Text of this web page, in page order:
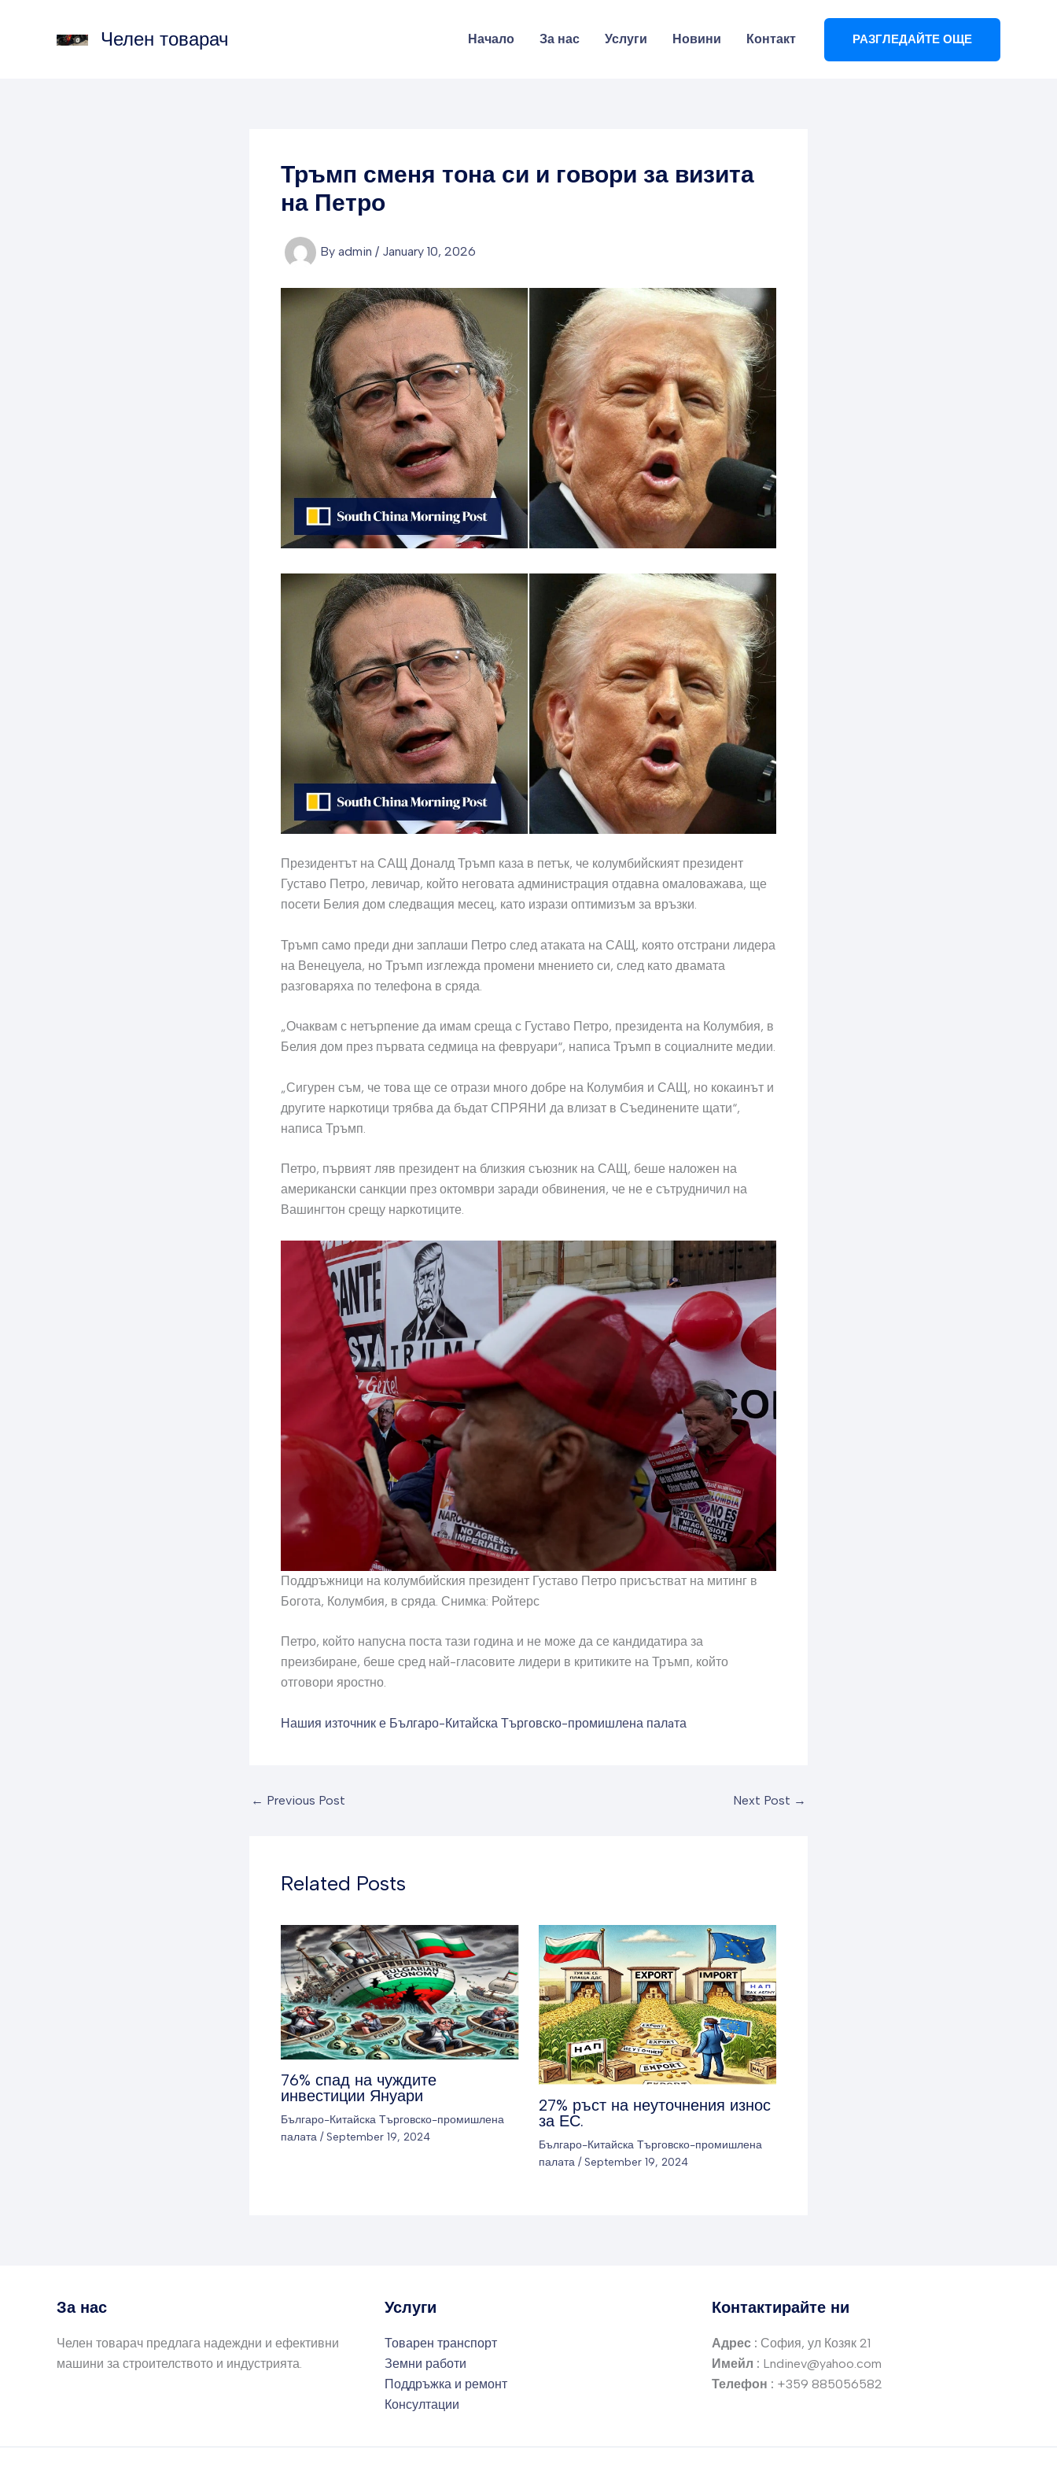
Челен товарач Начало За нас Услуги Новини Контакт РАЗГЛЕДАЙТЕ ОЩЕ
Тръмп сменя тона си и говори за визита
на Петро
By admin / January 10, 2026
Президентът на САЩ Доналд Тръмп каза в петък, че колумбийският президент
Густаво Петро, ​​левичар, който неговата администрация отдавна омаловажава, ще
посети Белия дом следващия месец, като изрази оптимизъм за връзки.
Тръмп само преди дни заплаши Петро след атаката на САЩ, която отстрани лидера
на Венецуела, но Тръмп изглежда промени мнението си, след като двамата
разговаряха по телефона в сряда.
„Очаквам с нетърпение да имам среща с Густаво Петро, ​​президента на Колумбия, в
Белия дом през първата седмица на февруари“, написа Тръмп в социалните медии.
„Сигурен съм, че това ще се отрази много добре на Колумбия и САЩ, но кокаинът и
другите наркотици трябва да бъдат СПРЯНИ да влизат в Съединените щати“,
написа Тръмп.
Петро, ​​първият ляв президент на близкия съюзник на САЩ, беше наложен на
американски санкции през октомври заради обвинения, че не е сътрудничил на
Вашингтон срещу наркотиците.
Поддръжници на колумбийския президент Густаво Петро присъстват на митинг в
Богота, Колумбия, в сряда. Снимка: Ройтерс
Петро, ​​който напусна поста тази година и не може да се кандидатира за
преизбиране, беше сред най-гласовите лидери в критиките на Тръмп, който
отговори яростно.
Нашия източник е Българо-Китайска Търговско-промишлена палaта
← Previous Post Next Post →
Related Posts
76% спад на чуждите
инвестиции Януари
Българо-Китайска Търговско-промишлена
палaта / September 19, 2024
27% ръст на неуточнения износ
за ЕС.
Българо-Китайска Търговско-промишлена
палaта/ September 19, 2024
За нас
Челен товарач предлага надеждни и ефективни
машини за строителството и индустрията.
Услуги
Товарен транспорт
Земни работи
Поддръжка и ремонт
Консултации
Контактирайте ни
Адрес : София, ул Козяк 21
Имейл : Lndinev@yahoo.com
Телефон : +359 885056582